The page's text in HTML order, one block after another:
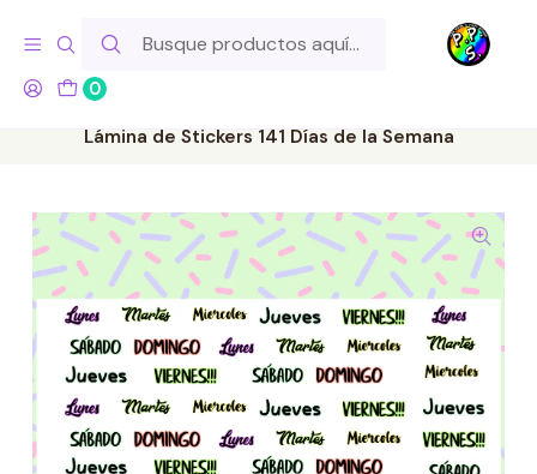
0
Hola! Si tu pedido incluye productos de fabricación propia,
ten en cuenta este tiempo para el despacho
Inicio Lo Hacemos Nosotros
Lámina de Stickers 141 Días de la Semana